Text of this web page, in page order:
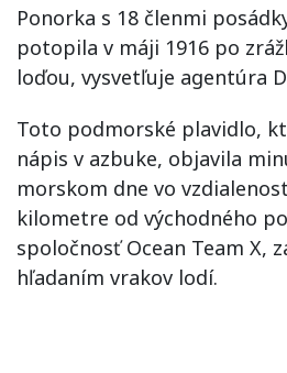
Ponorka s 18 členmi
potopila v máji 1916 po
loďou, vysvetľuje agentúra
Toto podmorské plavidlo,
nápis v azbuke, objavila
morskom dne vo
kilometre od východného
spoločnosť Ocean Team X,
hľadaním vrakov lodí.